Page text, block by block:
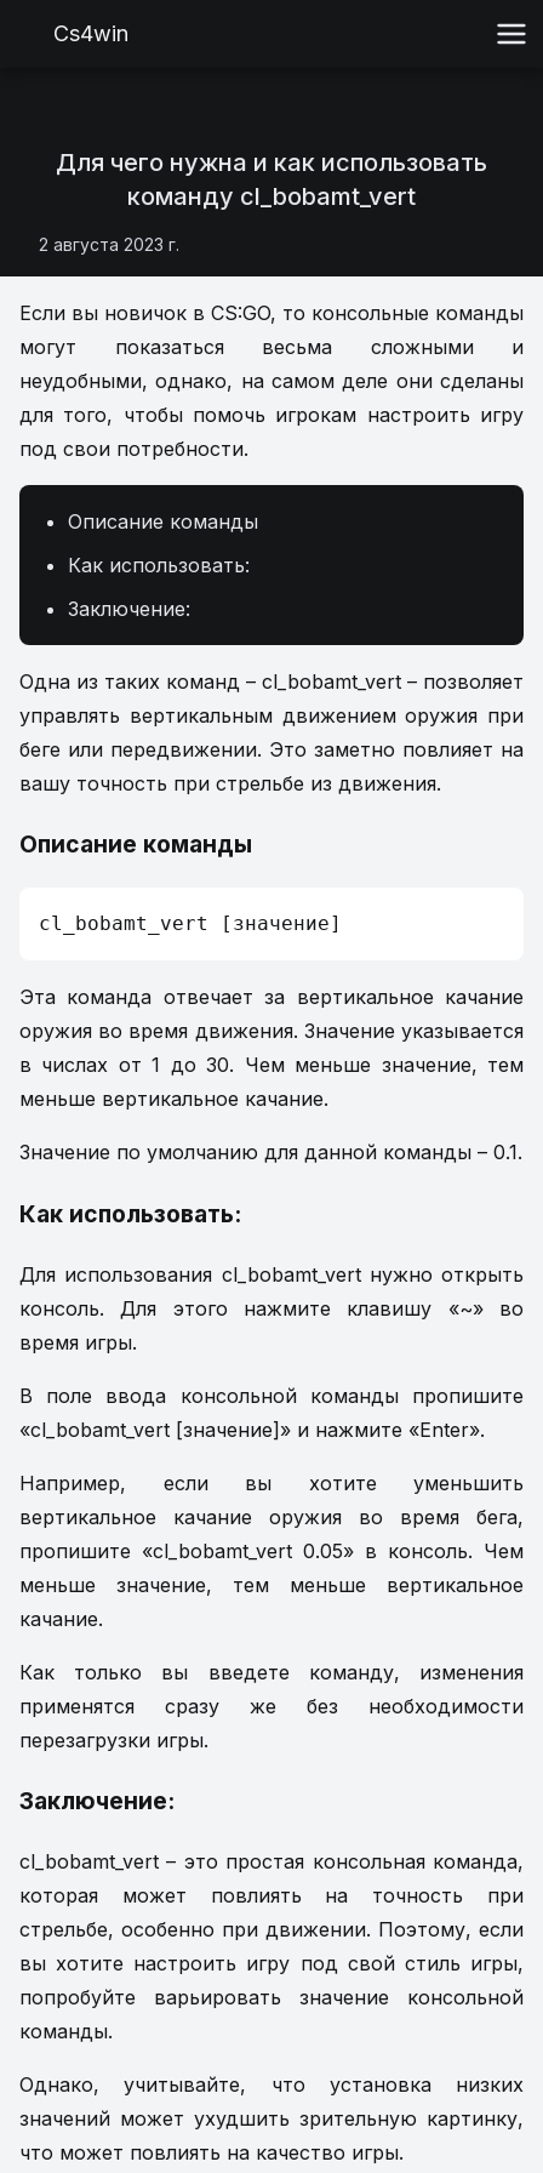
Cs4win
Для чего нужна и как использовать
команду cl_bobamt_vert
2 августа 2023 г.
Если вы новичок в CS:GO, то консольные команды
могут показаться весьма сложными и
неудобными, однако, на самом деле они сделаны
для того, чтобы помочь игрокам настроить игру
под свои потребности.
Описание команды
Как использовать:
Заключение:
Одна из таких команд – cl_bobamt_vert – позволяет
управлять вертикальным движением оружия при
беге или передвижении. Это заметно повлияет на
вашу точность при стрельбе из движения.
Описание команды
cl_bobamt_vert [значение]
Эта команда отвечает за вертикальное качание
оружия во время движения. Значение указывается
в числах от 1 до 30. Чем меньше значение, тем
меньше вертикальное качание.
Значение по умолчанию для данной команды – 0.1.
Как использовать:
Для использования cl_bobamt_vert нужно открыть
консоль. Для этого нажмите клавишу «~» во
время игры.
В поле ввода консольной команды пропишите
«cl_bobamt_vert [значение]» и нажмите «Enter».
Например, если вы хотите уменьшить
вертикальное качание оружия во время бега,
пропишите «cl_bobamt_vert 0.05» в консоль. Чем
меньше значение, тем меньше вертикальное
качание.
Как только вы введете команду, изменения
применятся сразу же без необходимости
перезагрузки игры.
Заключение:
cl_bobamt_vert – это простая консольная команда,
которая может повлиять на точность при
стрельбе, особенно при движении. Поэтому, если
вы хотите настроить игру под свой стиль игры,
попробуйте варьировать значение консольной
команды.
Однако, учитывайте, что установка низких
значений может ухудшить зрительную картинку,
что может повлиять на качество игры.